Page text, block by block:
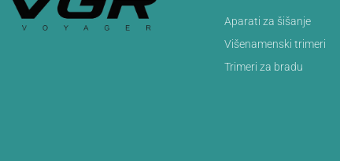
Aparati za šišanje
Višenamenski trimeri
Trimeri za bradu